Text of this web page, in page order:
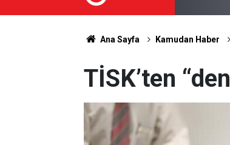
Ana Sayfa Kamudan Haber
TİSK’ten